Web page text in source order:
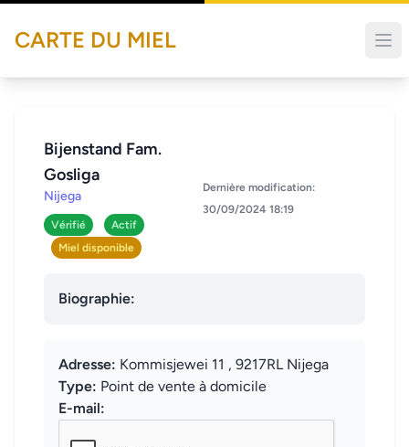
CARTE DU MIEL
Bijenstand Fam.
Gosliga
Nijega
Vérifié
Actif
Miel disponible
Dernière modification:
30/09/2024 18:19
Biographie:
Adresse: Kommisjewei 11 , 9217RL Nijega
Type: Point de vente à domicile
E-mail: